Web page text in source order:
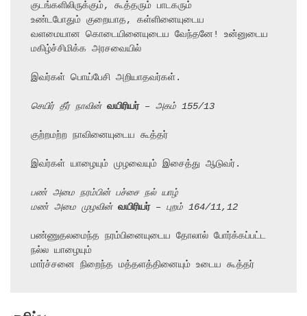
குடங்களிலிருக்கும், கூத்தரும் பாடகரும்
உண்டபோதும் குறையாத, கள்ளினையுடைய
வளமையான கொடையினையுடைய வேந்தனே! உன்னுடைய
மகிழ்ச்சிமிக்க அரசவையில்
இவர்கள் பொய்பேசி அறியாதவர்கள்.
செயிர் தீர் நாவின் வயிரியர் – அகம் 155/13
குற்றமற்ற நாவினையுடைய கூத்தர்
இவர்கள் யாழையும் முழவையும் இசைத்து ஆடுவர்.
பண் அமை நரம்பின் பச்சை நல் யாழ்
மண் அமை முழவின் வயிரியர் – புறம் 164/11,12
பண்ணுதலமைந்த நரம்பினையுடைய தோலால் போர்க்கப்பட்ட
நல்ல யாழையும்
மார்ச்சனை நிறைந்த மத்தளத்தினையும் உடைய கூத்தர்